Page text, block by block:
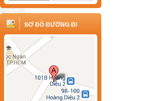
SƠ ĐỒ ĐƯỜNG ĐI